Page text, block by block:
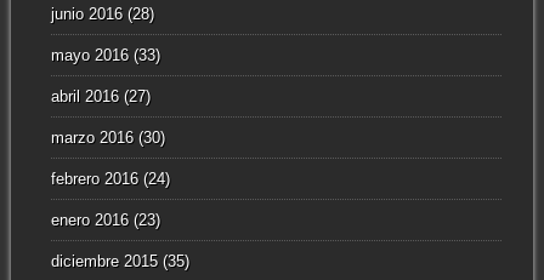
junio 2016(28)
mayo 2016(33)
abril 2016(27)
marzo 2016(30)
febrero 2016(24)
enero 2016(23)
diciembre 2015(35)